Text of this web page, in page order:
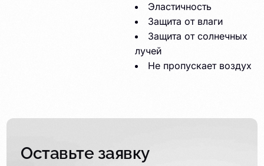
Эластичность
Защита от влаги
Защита от солнечных
лучей
Не пропускает воздух
Оставьте заявку